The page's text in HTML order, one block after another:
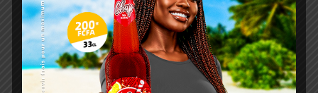
Charbel SOSSOUVI